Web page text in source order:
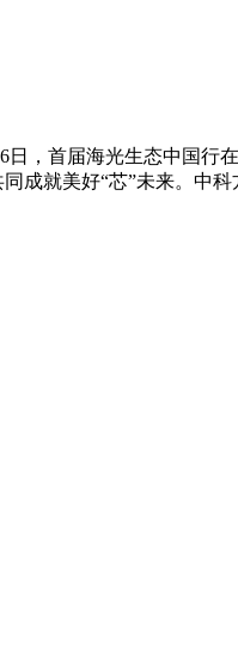
日，首届海光生态中国行
成就美好“芯”未来。中